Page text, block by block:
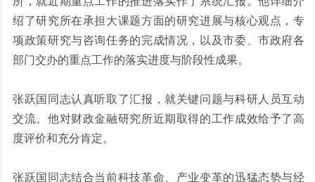
绍了研究所在承担大课题方面的研究进展与核心观点，专
项政策研究与咨询任务的完成情况，以及市委、市政府各
部门交办的重点工作的落实进度与阶段性成果。
张跃国同志认真听取了汇报，就关键问题与科研人员互动
交流。他对财政金融研究所近期取得的工作成效给予了高
度评价和充分肯定。
张跃国同志结合当前科技革命、产业变革的迅猛态势与经